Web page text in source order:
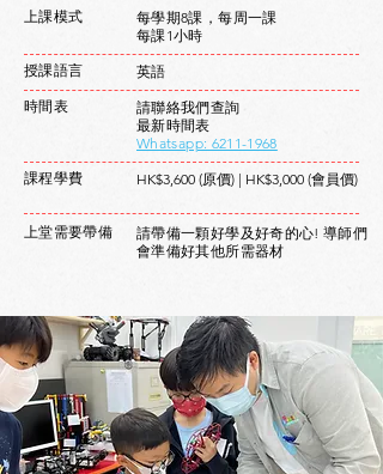
上課模式
授課語言
時間表
課程學費
上堂需要帶備
每學期8課，每周一課
每課1小時
英語
請聯絡我們查詢
最新時間表
Whatsapp: 6211-1968
HK$3,600 (原價) | HK$3,000 (會員價)
請帶備一顆好學及好奇的心! 導師們
會準備好其他所需器材